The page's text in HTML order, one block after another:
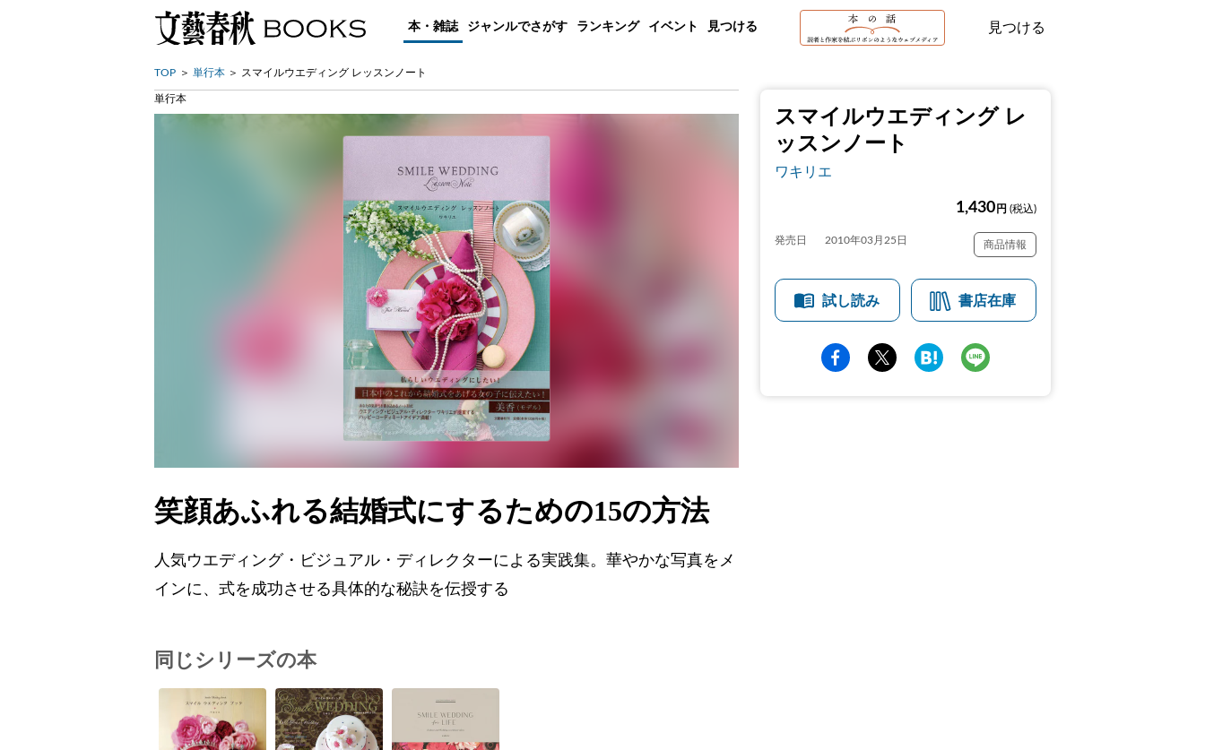
本・雑誌 ジャンルでさがす ランキング イベント 見つける 見つける
TOP 単行本 スマイルウエディング レッスンノート
スマイルウエディング レ
ッスンノート
ワキリエ
1,430 円 (税込)
発売日 2010年03月25日 商品情報
試し読み 書店在庫
単行本
笑顔あふれる結婚式にするための15の方法
人気ウエディング・ビジュアル・ディレクターによる実践集。華やかな写真をメ
インに、式を成功させる具体的な秘訣を伝授する
同じシリーズの本